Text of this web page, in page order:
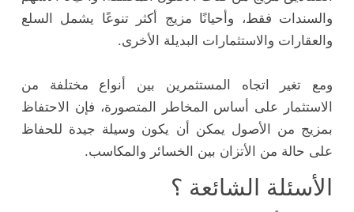
والسندات فقط، وأحيانًا مزيج أكثر تنوعًا يشمل السلع
والعقارات والاستثمارات البديلة الأخرى.
ومع تغير اتجاه المستثمرين بين أنواع مختلفة من
الاستثمار على أساس المخاطر المتصورة، فإن الاحتفاظ
بمزيج من الأصول يمكن أن يكون وسيلة جيدة للحفاظ
على حالة من الأتزان بين الخسائر والمكاسب.
الأسئلة الشائعة ؟